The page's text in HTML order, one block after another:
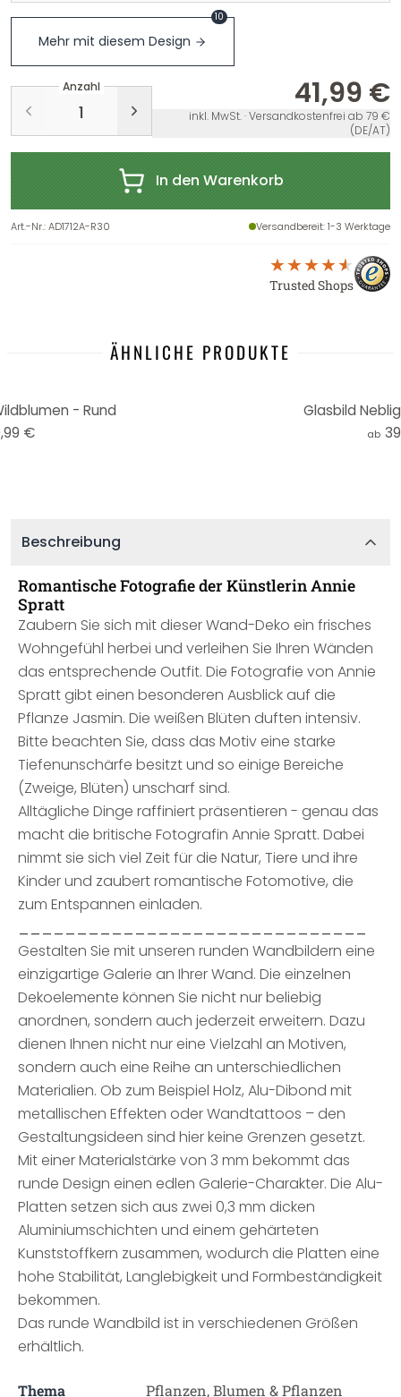
Mehr mit diesem Design
10
Anzahl 41,99 €
inkl. MwSt. · Versandkostenfrei ab 79 €
(DE/AT)
In den Warenkorb
Art.-Nr.:AD1712A-R30 Versandbereit: 1-3 Werktage
Trusted Shops
ÄHNLICHE PRODUKTE
- Rund
€
Glasbild
ab
Beschreibung
Romantische Fotografie der Künstlerin Annie
Spratt
Zaubern Sie sich mit dieser Wand-Deko ein frisches
Wohngefühl herbei und verleihen Sie Ihren Wänden
das entsprechende Outfit. Die Fotografie von Annie
Spratt gibt einen besonderen Ausblick auf die
Pflanze Jasmin. Die weißen Blüten duften intensiv.
Bitte beachten Sie, dass das Motiv eine starke
Tiefenunschärfe besitzt und so einige Bereiche
(Zweige, Blüten) unscharf sind.
Alltägliche Dinge raffiniert präsentieren - genau das
macht die britische Fotografin Annie Spratt. Dabei
nimmt sie sich viel Zeit für die Natur, Tiere und ihre
Kinder und zaubert romantische Fotomotive, die
zum Entspannen einladen.
Gestalten Sie mit unseren runden Wandbildern eine
einzigartige Galerie an Ihrer Wand. Die einzelnen
Dekoelemente können Sie nicht nur beliebig
anordnen, sondern auch jederzeit erweitern. Dazu
dienen Ihnen nicht nur eine Vielzahl an Motiven,
sondern auch eine Reihe an unterschiedlichen
Materialien. Ob zum Beispiel Holz, Alu-Dibond mit
metallischen Effekten oder Wandtattoos – den
Gestaltungsideen sind hier keine Grenzen gesetzt.
Mit einer Materialstärke von 3 mm bekommt das
runde Design einen edlen Galerie-Charakter. Die Alu-
Platten setzen sich aus zwei 0,3 mm dicken
Aluminiumschichten und einem gehärteten
Kunststoffkern zusammen, wodurch die Platten eine
hohe Stabilität, Langlebigkeit und Formbeständigkeit
bekommen.
Das runde Wandbild ist in verschiedenen Größen
erhältlich.
Thema Pflanzen, Blumen & Pflanzen